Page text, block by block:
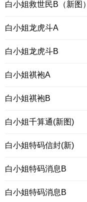
白小姐救世民B（新图）
白小姐龙虎斗A
白小姐龙虎斗B
白小姐祺袍A
白小姐祺袍B
白小姐千算通(新图)
白小姐特码信封(新)
白小姐特码消息B
白小姐特码消息B